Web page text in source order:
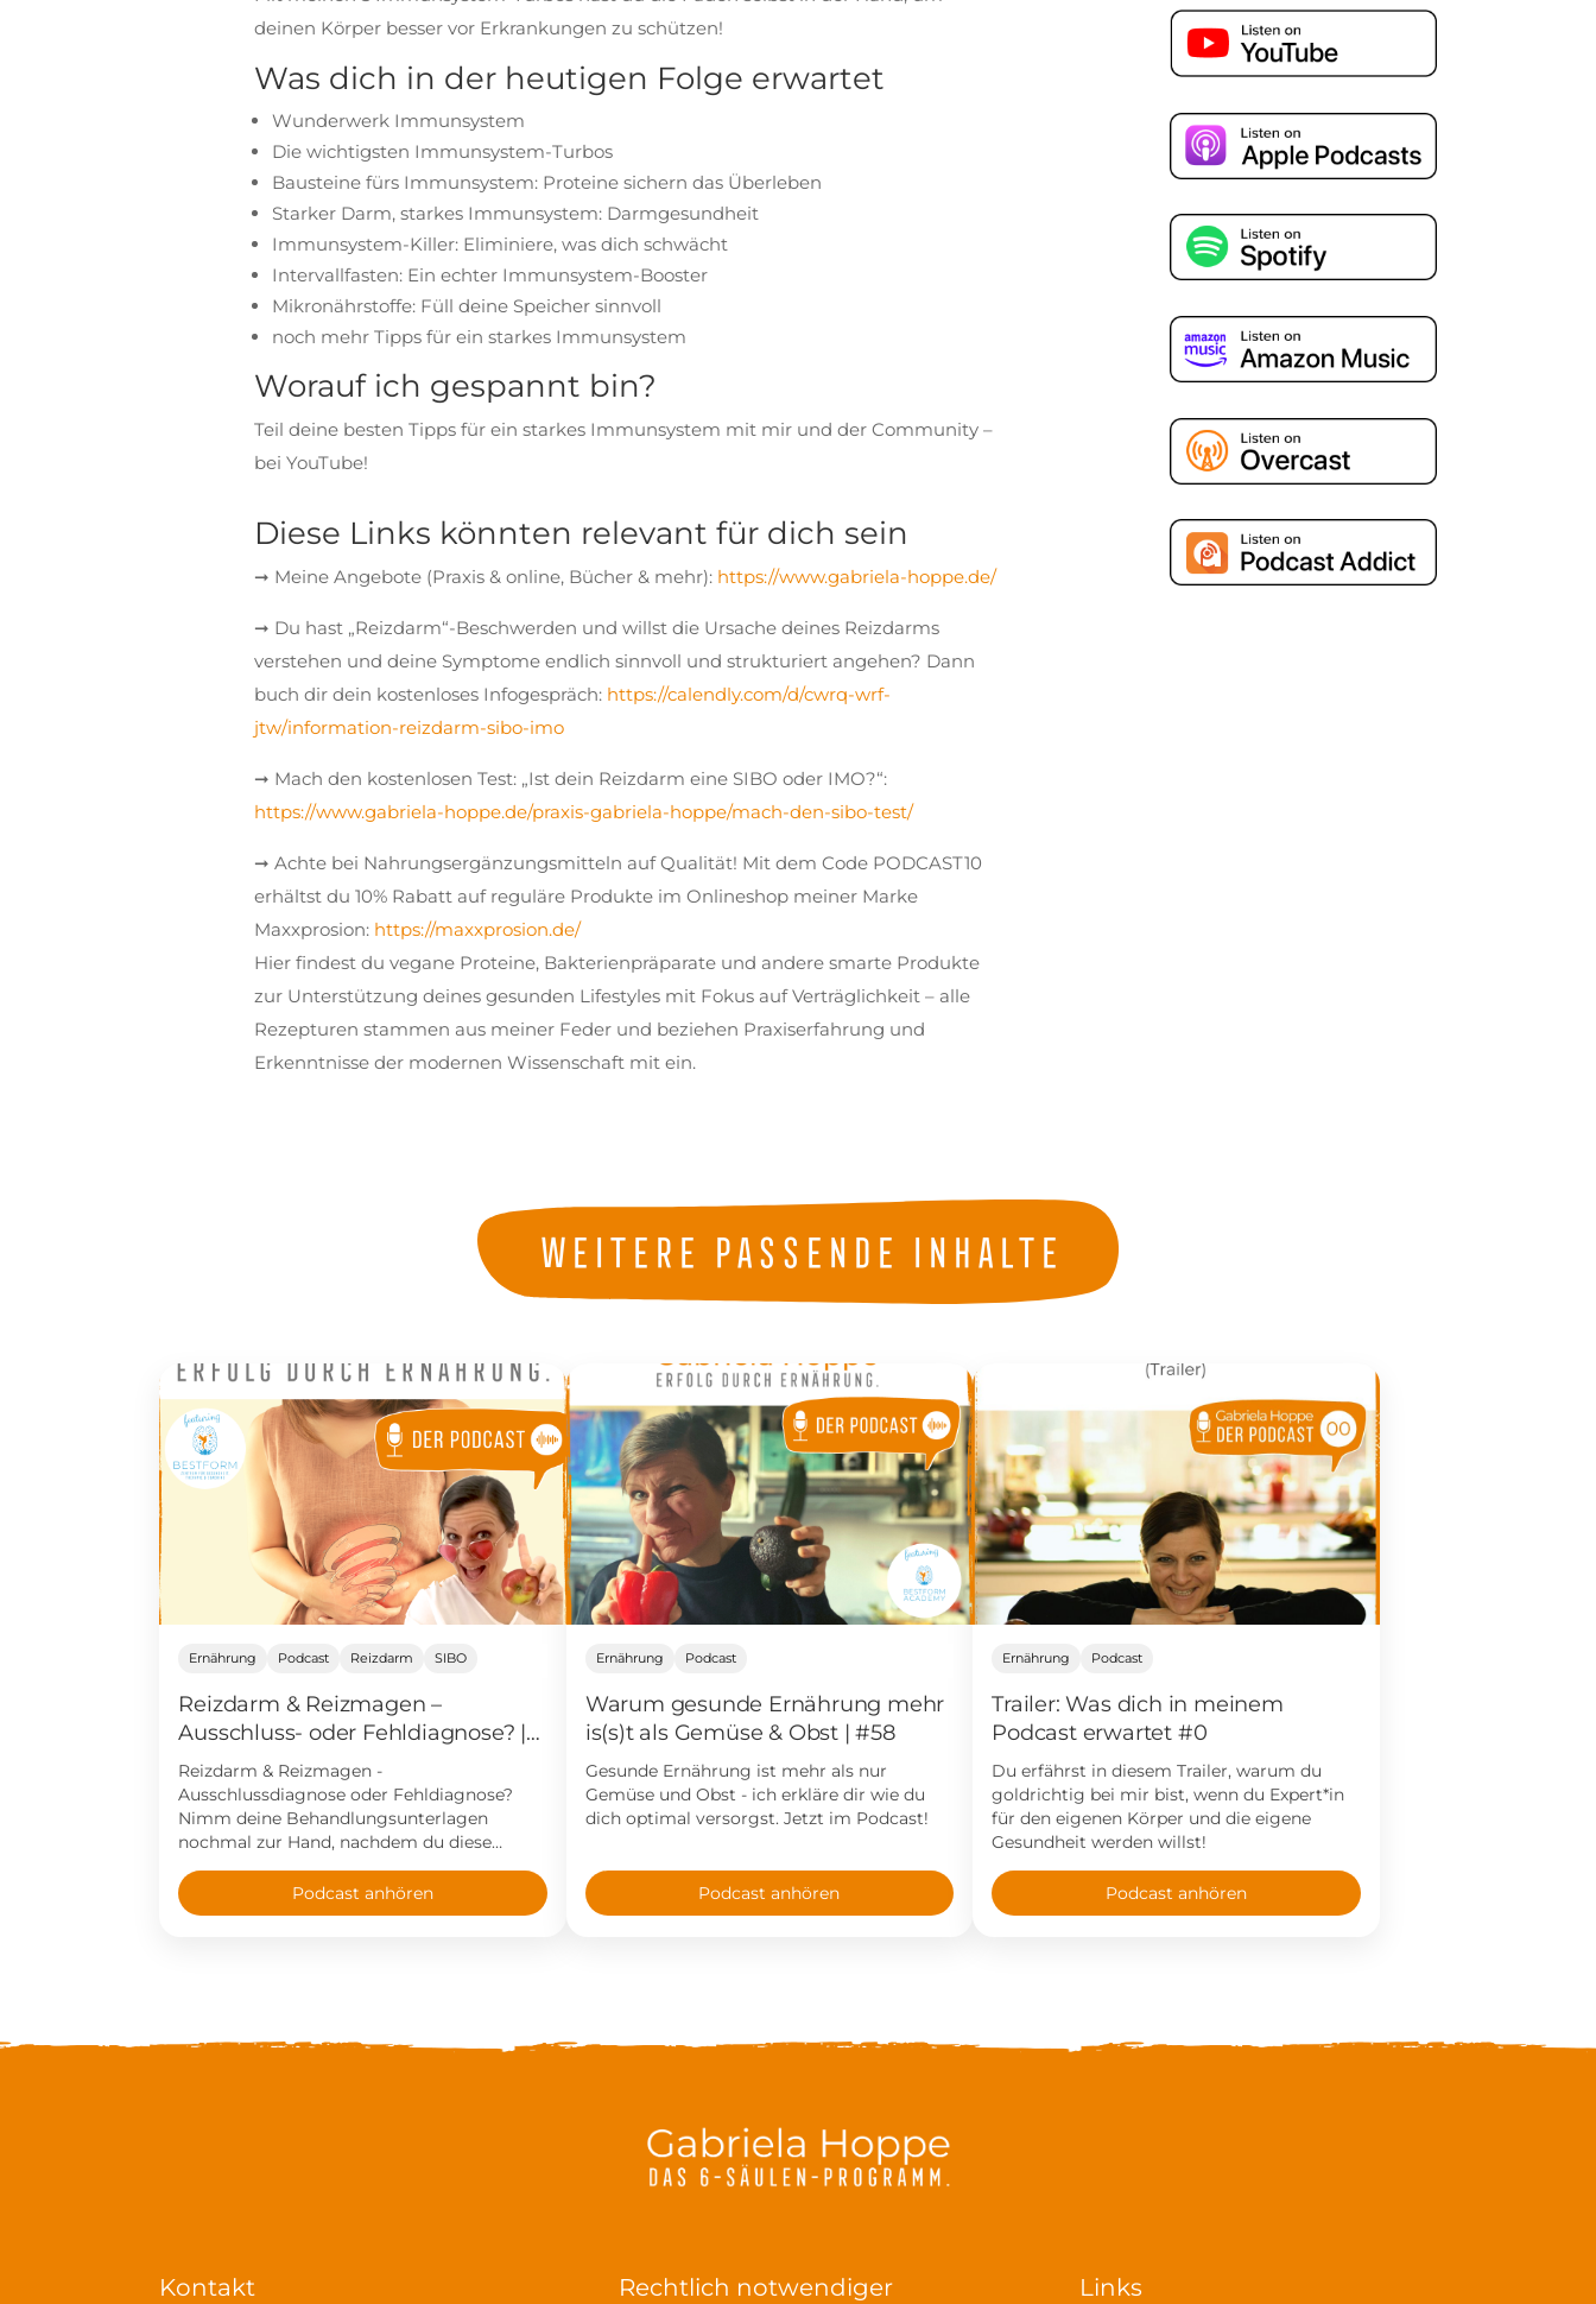
deinen Körper besser vor Erkrankungen zu schützen!
Was dich in der heutigen Folge erwartet
Wunderwerk Immunsystem
Die wichtigsten Immunsystem-Turbos
Bausteine fürs Immunsystem: Proteine sichern das Überleben
Starker Darm, starkes Immunsystem: Darmgesundheit
Immunsystem-Killer: Eliminiere, was dich schwächt
Intervallfasten: Ein echter Immunsystem-Booster
Mikronährstoffe: Füll deine Speicher sinnvoll
noch mehr Tipps für ein starkes Immunsystem
Worauf ich gespannt bin?
Teil deine besten Tipps für ein starkes Immunsystem mit mir und der Community –
bei YouTube!
Diese Links könnten relevant für dich sein
➞ Meine Angebote (Praxis & online, Bücher & mehr): https://www.gabriela-hoppe.de/
➞ Du hast „Reizdarm“-Beschwerden und willst die Ursache deines Reizdarms
verstehen und deine Symptome endlich sinnvoll und strukturiert angehen? Dann
buch dir dein kostenloses Infogespräch: https://calendly.com/d/cwrq-wrf-
jtw/information-reizdarm-sibo-imo
➞ Mach den kostenlosen Test: „Ist dein Reizdarm eine SIBO oder IMO?“:
https://www.gabriela-hoppe.de/praxis-gabriela-hoppe/mach-den-sibo-test/
➞ Achte bei Nahrungsergänzungsmitteln auf Qualität! Mit dem Code PODCAST10
erhältst du 10% Rabatt auf reguläre Produkte im Onlineshop meiner Marke
Maxxprosion: https://maxxprosion.de/
Hier findest du vegane Proteine, Bakterienpräparate und andere smarte Produkte
zur Unterstützung deines gesunden Lifestyles mit Fokus auf Verträglichkeit – alle
Rezepturen stammen aus meiner Feder und beziehen Praxiserfahrung und
Erkenntnisse der modernen Wissenschaft mit ein.
Weitere passende Inhalte
Ernährung Podcast Reizdarm SIBO
Reizdarm & Reizmagen –
Ausschluss- oder Fehldiagnose? |
#41
Reizdarm & Reizmagen -
Ausschlussdiagnose oder Fehldiagnose?
Nimm deine Behandlungsunterlagen
nochmal zur Hand, nachdem du diese
Podcastfolge gehört hast!
Podcast anhören
Ernährung Podcast
Warum gesunde Ernährung mehr
is(s)t als Gemüse & Obst | #58
Gesunde Ernährung ist mehr als nur
Gemüse und Obst - ich erkläre dir wie du
dich optimal versorgst. Jetzt im Podcast!
Podcast anhören
Ernährung Podcast
Trailer: Was dich in meinem
Podcast erwartet #0
Du erfährst in diesem Trailer, warum du
goldrichtig bei mir bist, wenn du Expert*in
für den eigenen Körper und die eigene
Gesundheit werden willst!
Podcast anhören
Kontakt
Rechtlich notwendiger
Links